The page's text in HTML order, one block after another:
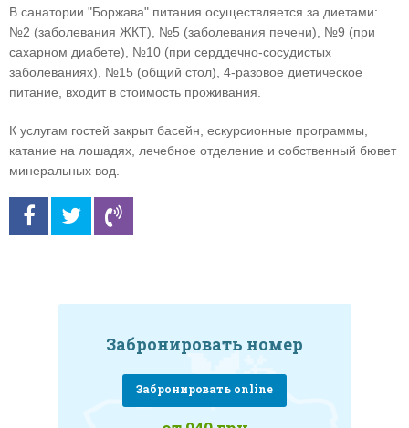
В санатории "Боржава" питания осуществляется за диетами:
№2 (заболевания ЖКТ), №5 (заболевания печени), №9 (при
сахарном диабете), №10 (при серддечно-сосудистых
заболеваниях), №15 (общий стол), 4-разовое диетическое
питание, входит в стоимость проживания.
К услугам гостей закрыт басейн, ескурсионные программы,
катание на лошадях, лечебное отделение и собственный бювет
минеральных вод.
Забронировать номер
Забронировать online